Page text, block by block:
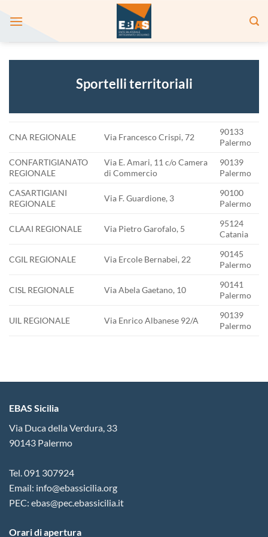
Sportelli territoriali
CNA REGIONALE Via Francesco Crispi, 72
90133
Palermo
CONFARTIGIANATO
REGIONALE
Via E. Amari, 11 c/o Camera
di Commercio
90139
Palermo
CASARTIGIANI
REGIONALE
Via F. Guardione, 3
90100
Palermo
CLAAI REGIONALE Via Pietro Garofalo, 5
95124
Catania
CGIL REGIONALE Via Ercole Bernabei, 22
90145
Palermo
CISL REGIONALE Via Abela Gaetano, 10
90141
Palermo
UIL REGIONALE Via Enrico Albanese 92/A
90139
Palermo
EBAS Sicilia
Via Duca della Verdura, 33
90143 Palermo
Tel. 091 307924
Email: info@ebassicilia.org
PEC: ebas@pec.ebassicilia.it
Orari di apertura